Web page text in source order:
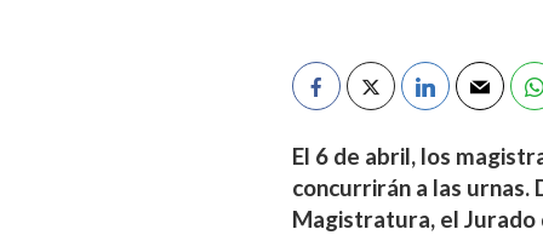
El 6 de abril, los
concurrirán a las
Magistratura, el Jurado